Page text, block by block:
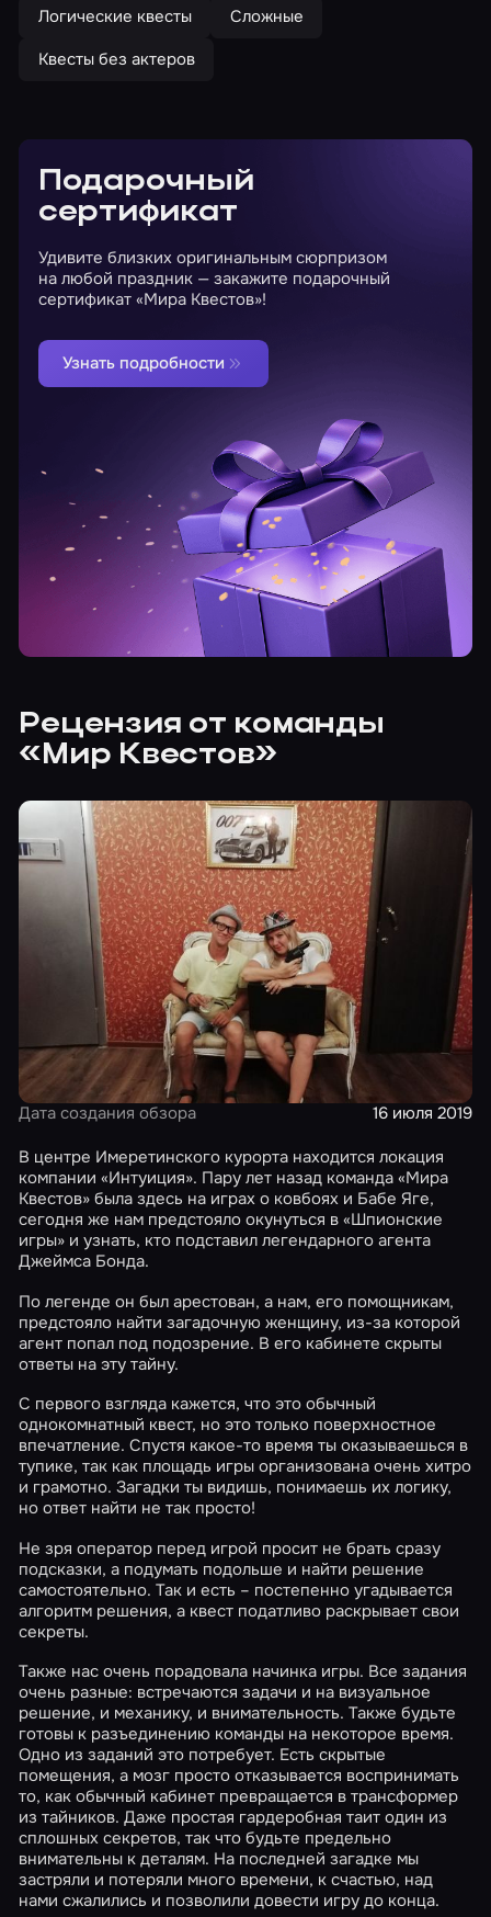
Логические квесты
Сложные
Квесты без актеров
Подарочный
сертификат
Удивите близких оригинальным сюрпризом
на любой праздник — закажите подарочный
сертификат «Мира Квестов»!
Узнать подробности
Рецензия от команды
«Мир Квестов»
Дата создания обзора 16 июля 2019
В центре Имеретинского курорта находится локация
компании «Интуиция». Пару лет назад команда «Мира
Квестов» была здесь на играх о ковбоях и Бабе Яге,
сегодня же нам предстояло окунуться в «Шпионские
игры» и узнать, кто подставил легендарного агента
Джеймса Бонда.
По легенде он был арестован, а нам, его помощникам,
предстояло найти загадочную женщину, из-за которой
агент попал под подозрение. В его кабинете скрыты
ответы на эту тайну.
С первого взгляда кажется, что это обычный
однокомнатный квест, но это только поверхностное
впечатление. Спустя какое-то время ты оказываешься в
тупике, так как площадь игры организована очень хитро
и грамотно. Загадки ты видишь, понимаешь их логику,
но ответ найти не так просто!
Не зря оператор перед игрой просит не брать сразу
подсказки, а подумать подольше и найти решение
самостоятельно. Так и есть – постепенно угадывается
алгоритм решения, а квест податливо раскрывает свои
секреты.
Также нас очень порадовала начинка игры. Все задания
очень разные: встречаются задачи и на визуальное
решение, и механику, и внимательность. Также будьте
готовы к разъединению команды на некоторое время.
Одно из заданий это потребует. Есть скрытые
помещения, а мозг просто отказывается воспринимать
то, как обычный кабинет превращается в трансформер
из тайников. Даже простая гардеробная таит один из
сплошных секретов, так что будьте предельно
внимательны к деталям. На последней загадке мы
застряли и потеряли много времени, к счастью, над
нами сжалились и позволили довести игру до конца.